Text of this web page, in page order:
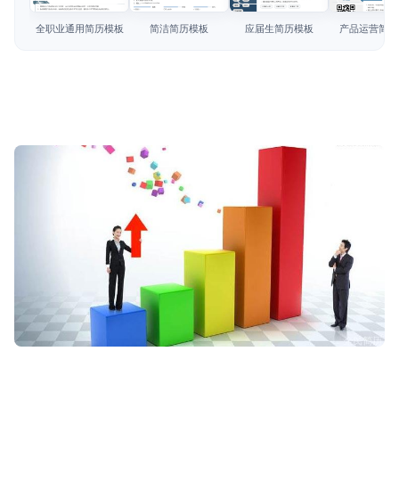
简历教程
全职业通用简历模板 简洁简历模板 应届生简历模板 产品运营简